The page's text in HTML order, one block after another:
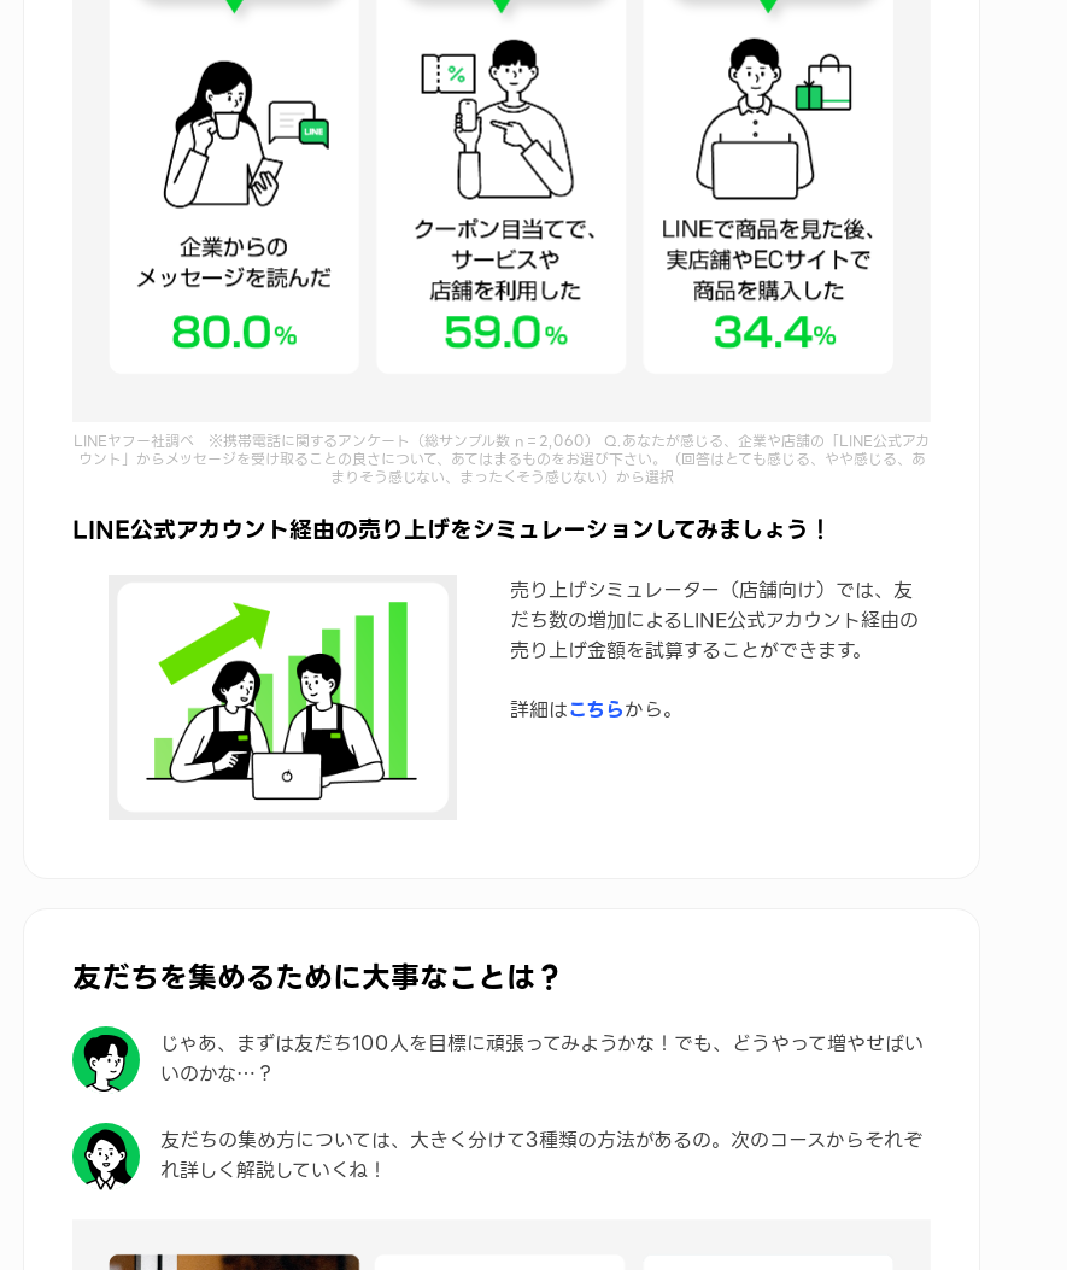
LINEヤフー社調べ ※携帯電話に関するアンケート（総サンプル数 n＝2,060） Q.あなたが感じる、企業や店舗の「LINE公式アカ
ウント」からメッセージを受け取ることの良さについて、あてはまるものをお選び下さい。（回答はとても感じる、やや感じる、あ
まりそう感じない、まったくそう感じない）から選択
LINE公式アカウント経由の売り上げをシミュレーションしてみましょう！
売り上げシミュレーター（店舗向け）では、友
だち数の増加によるLINE公式アカウント経由の
売り上げ金額を試算することができます。
詳細はこちらから。
友だちを集めるために大事なことは？
じゃあ、まずは友だち100人を目標に頑張ってみようかな！でも、どうやって増やせばい
いのかな…？
友だちの集め方については、大きく分けて3種類の方法があるの。次のコースからそれぞ
れ詳しく解説していくね！